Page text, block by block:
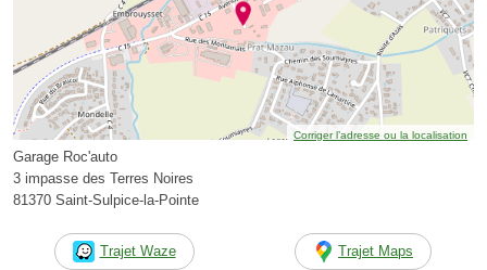
Corriger l’adresse ou la localisation
Garage Roc'auto
3 impasse des Terres Noires
81370 Saint-Sulpice-la-Pointe
Trajet Waze Trajet Maps